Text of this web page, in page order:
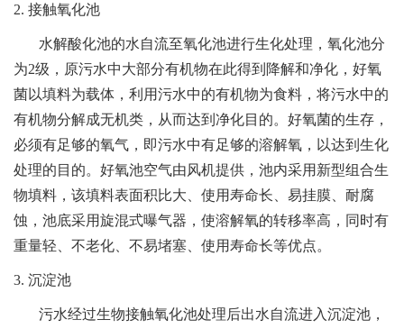
2. 接触氧化池
水解酸化池的水自流至氧化池进行生化处理，氧化池分
为2级，原污水中大部分有机物在此得到降解和净化，好氧
菌以填料为载体，利用污水中的有机物为食料，将污水中的
有机物分解成无机类，从而达到净化目的。好氧菌的生存，
必须有足够的氧气，即污水中有足够的溶解氧，以达到生化
处理的目的。好氧池空气由风机提供，池内采用新型组合生
物填料，该填料表面积比大、使用寿命长、易挂膜、耐腐
蚀，池底采用旋混式曝气器，使溶解氧的转移率高，同时有
重量轻、不老化、不易堵塞、使用寿命长等优点。
3. 沉淀池
污水经过生物接触氧化池处理后出水自流进入沉淀池，